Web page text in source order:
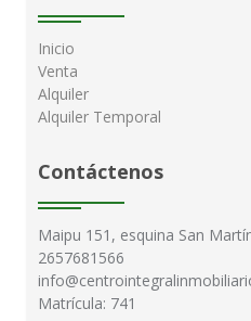
Inicio
Venta
Alquiler
Alquiler Temporal
Contáctenos
Maipu 151, esquina San
2657681566
Matrícula: 741